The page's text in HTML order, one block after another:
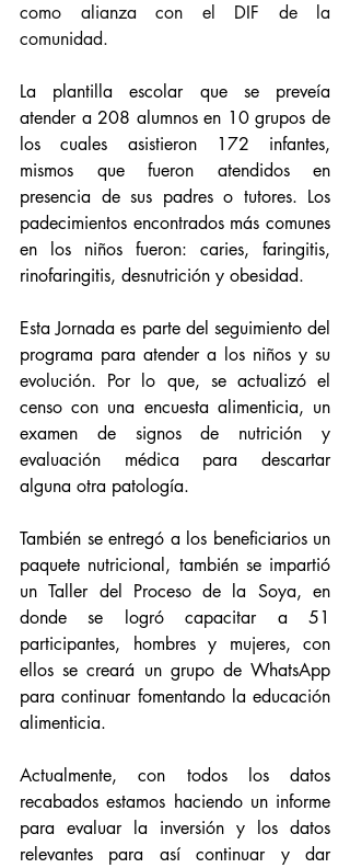
como alianza con el DIF de la
comunidad.
La plantilla escolar que se preveía
atender a 208 alumnos en 10 grupos de
los cuales asistieron 172 infantes,
mismos que fueron atendidos en
presencia de sus padres o tutores. Los
padecimientos encontrados más comunes
en los niños fueron: caries, faringitis,
rinofaringitis, desnutrición y obesidad.
Esta Jornada es parte del seguimiento del
programa para atender a los niños y su
evolución. Por lo que, se actualizó el
censo con una encuesta alimenticia, un
examen de signos de nutrición y
evaluación médica para descartar
alguna otra patología.
También se entregó a los beneficiarios un
paquete nutricional, también se impartió
un Taller del Proceso de la Soya, en
donde se logró capacitar a 51
participantes, hombres y mujeres, con
ellos se creará un grupo de WhatsApp
para continuar fomentando la educación
alimenticia.
Actualmente, con todos los datos
recabados estamos haciendo un informe
para evaluar la inversión y los datos
relevantes para así continuar y dar